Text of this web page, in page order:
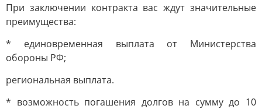
При заключении контракта вас ждут значительные
преимущества:
* единовременная выплата от Министерства
обороны РФ;
региональная выплата.
* возможность погашения долгов на сумму до 10